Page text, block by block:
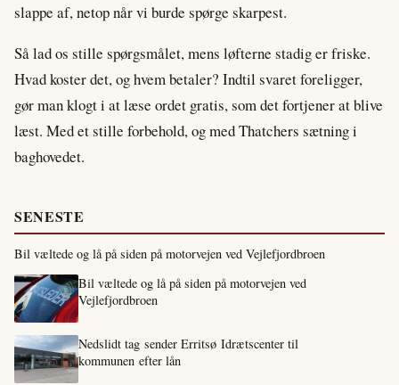
slappe af, netop når vi burde spørge skarpest.
Så lad os stille spørgsmålet, mens løfterne stadig er friske.
Hvad koster det, og hvem betaler? Indtil svaret foreligger,
gør man klogt i at læse ordet gratis, som det fortjener at blive
læst. Med et stille forbehold, og med Thatchers sætning i
baghovedet.
SENESTE
Bil væltede og lå på siden på motorvejen ved Vejlefjordbroen
Bil væltede og lå på siden på motorvejen ved
Vejlefjordbroen
Nedslidt tag sender Erritsø Idrætscenter til
kommunen efter lån